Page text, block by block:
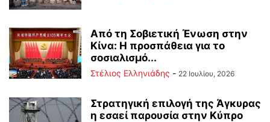
Από τη Σοβιετική Ένωση στην
Κίνα: Η προσπάθεια για το
σοσιαλισμό...
Στέλιος Ελληνιάδης - 22 Ιουλίου, 2026
Στρατηγική επιλογή της Άγκυρας
η εσαεί παρουσία στην Κύπρο